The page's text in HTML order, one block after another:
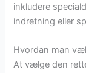
inkludere
indretning eller
Hvordan man
At vælge den